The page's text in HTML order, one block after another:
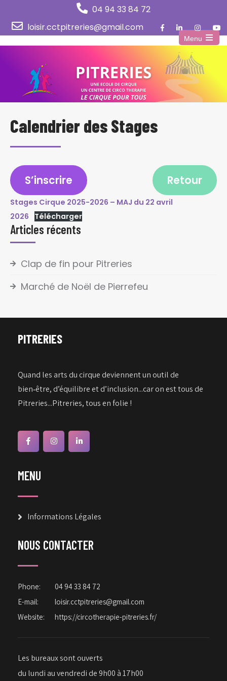
04 94 33 84 72
loisir.cctpitreries@gmail.com
Menu
Open
main
menu
Calendrier des Stages
S’inscrire Retour
Stages Cirque 2025-2026 – MAJ du 22 avril
2026
Télécharger
Articles récents
Clap de fin pour Pitreries
Marché de Noël de Pierrefeu
PITRERIES
Quand les arts du cirque deviennent un outil de
bien‑être, d’équilibre et d’inclusion...car on est tous de
Pitreries...Pitreries, tous en folie !
MENU
Informations Légales
NOUS CONTACTER
Phone:
04 94 33 84 72
E-mail:
loisir.cctpitreries@gmail.com
Website:
https://circotherapie-pitreries.fr/
Les bureaux sont ouverts
du lundi au vendredi de 9h00 à 17h00